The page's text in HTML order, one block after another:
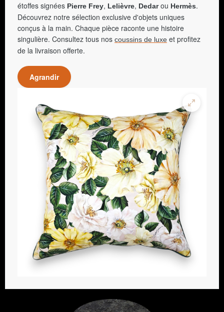
étoffes signées Pierre Frey, Lelièvre, Dedarou Hermès.
Découvrez notre sélection exclusive d'objets uniques
conçus à la main. Chaque pièce raconte une histoire
singulière. Consultez tous nos coussins de luxe et profitez
de la livraison offerte.
Agrandir